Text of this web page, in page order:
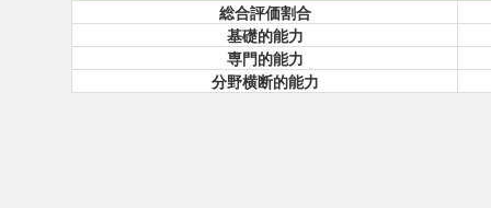
総合評価割合
基礎的能力
専門的能力
分野横断的能力